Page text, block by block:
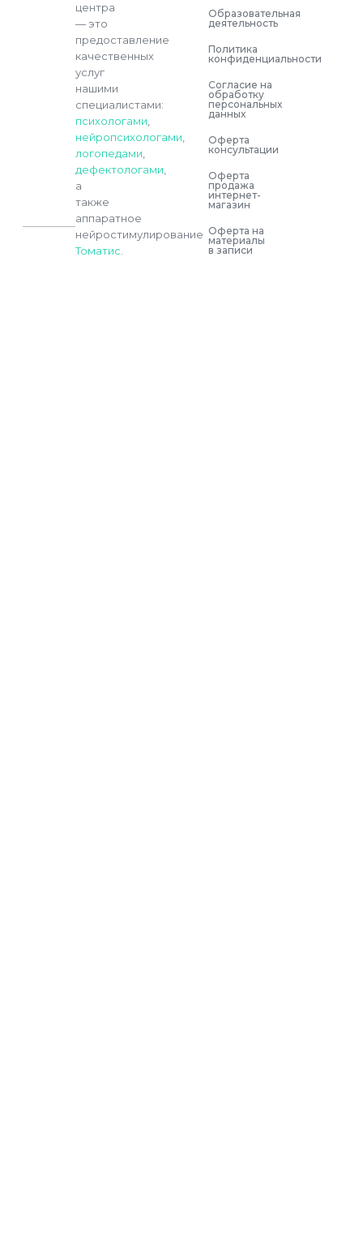
центра
— это
предоставление
качественных
услуг
нашими
специалистами:
психологами
нейропсихологами
логопедами
дефектологами
а
также
аппаратное
нейростимулирование
Томатис
Образовательная
деятельность
Политика
конфиденциальности
Согласие на
обработку
персональных
данных
Оферта
консультации
Оферта
продажа
интернет-
магазин
Оферта на
материалы
в записи